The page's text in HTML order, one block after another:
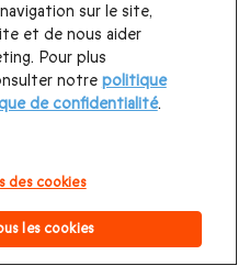
sur le site,
et de nous aider
Pour plus
notre politique
de confidentialité.
des cookies
les cookies